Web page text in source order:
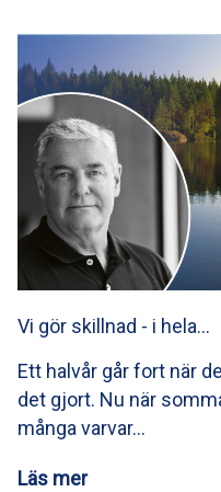
Vi gör skillnad - i hela…
Ett halvår går fort när
det gjort. Nu när
många varvar…
Läs mer